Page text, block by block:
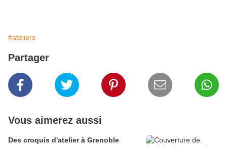
#ateliers
Partager
Vous aimerez aussi
Des croquis d'atelier à Grenoble